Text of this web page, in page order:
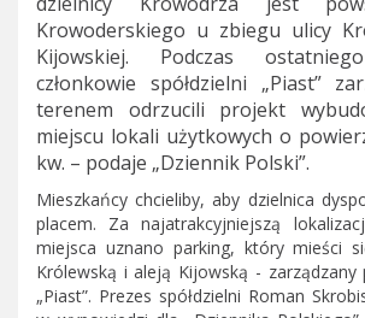
Krowoderskiego u zbiegu ulicy
Kijowskiej. Podczas
członkowie spółdzielni „Piast”
terenem odrzucili projekt
miejscu lokali użytkowych o
kw. – podaje „Dziennik Polski”.
Mieszkańcy chcieliby, aby dzielnica
placem. Za najatrakcyjniejszą
miejsca uznano parking, który mieści
Królewską i aleją Kijowską - zarządzany
„Piast”. Prezes spółdzielni Roman